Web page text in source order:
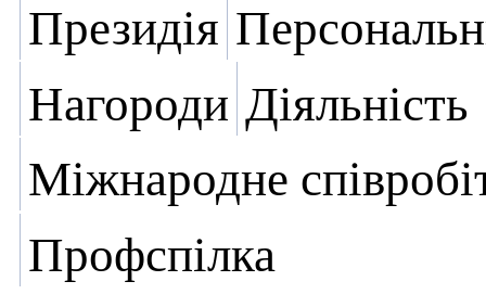
Президія
Нагороди Діяльність
Міжнародне
Профспілка